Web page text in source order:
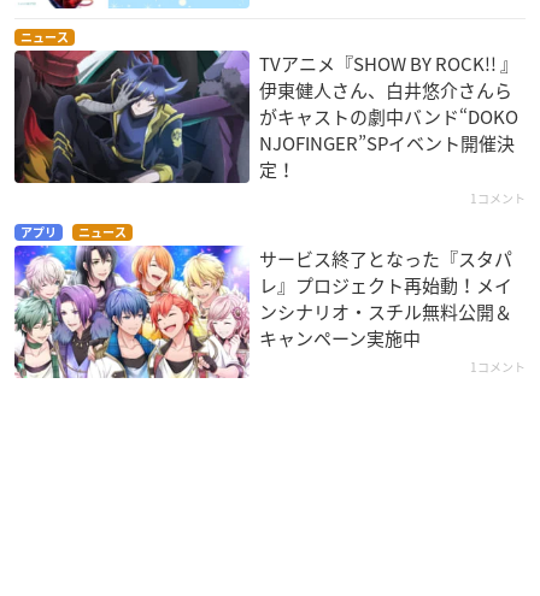
ニュース
TVアニメ『SHOW BY ROCK!! 』
伊東健人さん、白井悠介さんら
がキャストの劇中バンド“DOKO
NJOFINGER”SPイベント開催決
定！
1コメント
アプリ ニュース
サービス終了となった『スタパ
レ』プロジェクト再始動！メイ
ンシナリオ・スチル無料公開＆
キャンペーン実施中
1コメント